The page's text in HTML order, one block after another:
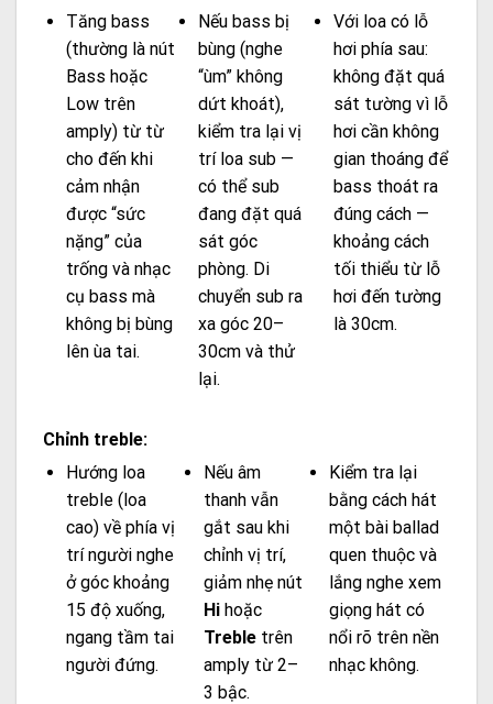
Tăng bass
(thường là nút
Bass hoặc
Low trên
amply) từ từ
cho đến khi
cảm nhận
được “sức
nặng” của
trống và nhạc
cụ bass mà
không bị bùng
lên ùa tai.
Nếu bass bị
bùng (nghe
“ùm” không
dứt khoát),
kiểm tra lại vị
trí loa sub —
có thể sub
đang đặt quá
sát góc
phòng. Di
chuyển sub ra
xa góc 20–
30cm và thử
lại.
Với loa có lỗ
hơi phía sau:
không đặt quá
sát tường vì lỗ
hơi cần không
gian thoáng để
bass thoát ra
đúng cách —
khoảng cách
tối thiểu từ lỗ
hơi đến tường
là 30cm.
Chỉnh treble:
Hướng loa
treble (loa
cao) về phía vị
trí người nghe
ở góc khoảng
15 độ xuống,
ngang tầm tai
người đứng.
Nếu âm
thanh vẫn
gắt sau khi
chỉnh vị trí,
giảm nhẹ nút
Hi hoặc
Treble trên
amply từ 2–
3 bậc.
Kiểm tra lại
bằng cách hát
một bài ballad
quen thuộc và
lắng nghe xem
giọng hát có
nổi rõ trên nền
nhạc không.